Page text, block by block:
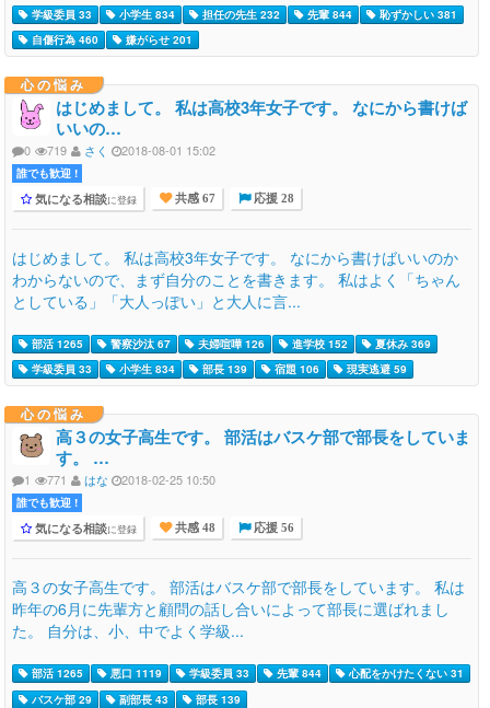
学級委員 33
小学生 834 担任の先生 232 先輩 844
恥ずかしい 381
自傷行為 460
嫌がらせ 201
心の悩み
はじめまして。 私は高校3年女子です。 なにから書けば
いいの…
0 719 さく 2018-08-01 15:02
誰でも歓迎 !
気になる相談に登録 共感 67 応援 28
はじめまして。 私は高校3年女子です。 なにから書けばいいのか
わからないので、まず自分のことを書きます。 私はよく「ちゃん
としている」「大人っぽい」と大人に言...
部活 1265 警察沙汰 67 夫婦喧嘩 126 進学校 152
夏休み 369
学級委員 33
小学生 834 部長 139 宿題 106 現実逃避 59
心の悩み
高３の女子高生です。 部活はバスケ部で部長をしていま
す。 …
1 771 はな 2018-02-25 10:50
誰でも歓迎 !
気になる相談に登録 共感 48 応援 56
高３の女子高生です。 部活はバスケ部で部長をしています。 私は
昨年の6月に先輩方と顧問の話し合いによって部長に選ばれまし
た。 自分は、小、中でよく学級...
部活 1265 悪口 1119 学級委員 33 先輩 844
心配をかけたくない 31
バスケ部 29
副部長 43 部長 139